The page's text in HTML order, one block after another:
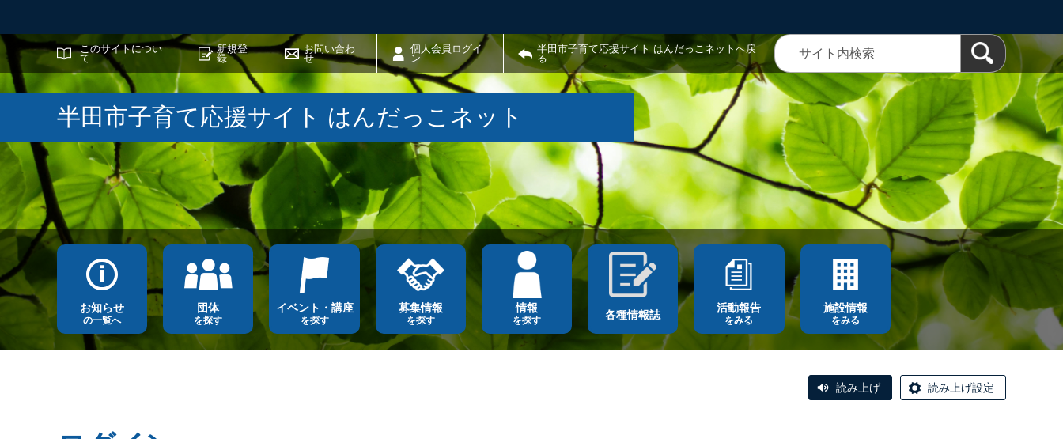
このサイトについ
て
新規登
録
お問い合わ
せ
個人会員ログイ
ン
半田市子育て応援サイト はんだっこネットへ戻
る
サイト内検索
半田市子育て応援サイト はんだっこネット
お知らせ
の一覧へ
団体
を探す
イベント・講座
を探す
募集情報
を探す
情報
を探す 各種情報誌
活動報告
をみる
施設情報
をみる
読み上げ 読み上げ設定